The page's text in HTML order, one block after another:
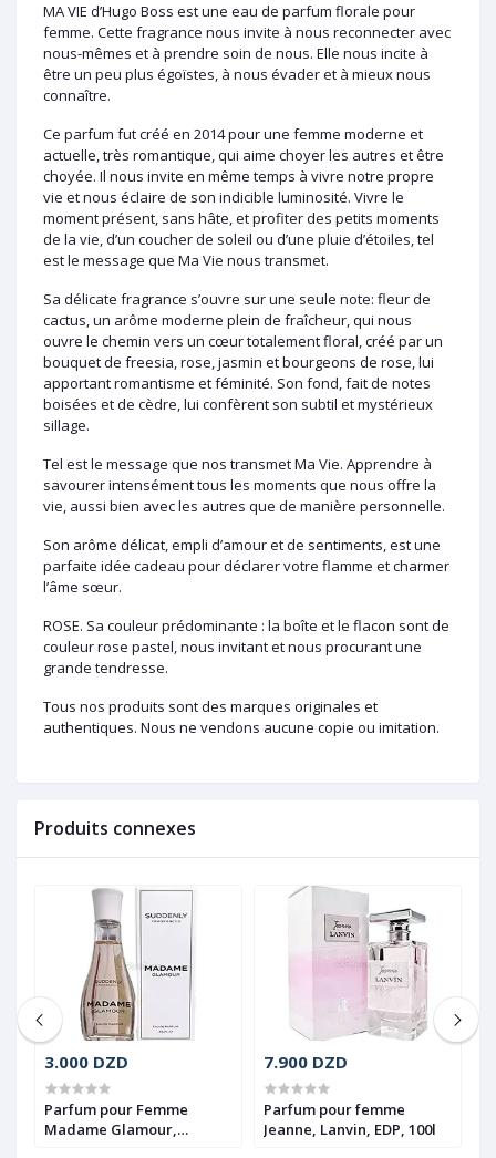
MA VIE d’Hugo Boss est une eau de parfum florale pour
femme. Cette fragrance nous invite à nous reconnecter avec
nous-mêmes et à prendre soin de nous. Elle nous incite à
être un peu plus égoïstes, à nous évader et à mieux nous
connaître.
Ce parfum fut créé en 2014 pour une femme moderne et
actuelle, très romantique, qui aime choyer les autres et être
choyée. Il nous invite en même temps à vivre notre propre
vie et nous éclaire de son indicible luminosité. Vivre le
moment présent, sans hâte, et profiter des petits moments
de la vie, d’un coucher de soleil ou d’une pluie d’étoiles, tel
est le message que Ma Vie nous transmet.
Sa délicate fragrance s’ouvre sur une seule note: fleur de
cactus, un arôme moderne plein de fraîcheur, qui nous
ouvre le chemin vers un cœur totalement floral, créé par un
bouquet de freesia, rose, jasmin et bourgeons de rose, lui
apportant romantisme et féminité. Son fond, fait de notes
boisées et de cèdre, lui confèrent son subtil et mystérieux
sillage.
Tel est le message que nos transmet Ma Vie. Apprendre à
savourer intensément tous les moments que nous offre la
vie, aussi bien avec les autres que de manière personnelle.
Son arôme délicat, empli d’amour et de sentiments, est une
parfaite idée cadeau pour déclarer votre flamme et charmer
l’âme sœur.
ROSE. Sa couleur prédominante : la boîte et le flacon sont de
couleur rose pastel, nous invitant et nous procurant une
grande tendresse.
Tous nos produits sont des marques originales et
authentiques. Nous ne vendons aucune copie ou imitation.
Produits connexes
3.000 DZD
Parfum pour Femme
Madame Glamour,
7.900 DZD
Parfum pour femme
Jeanne, Lanvin, EDP, 100l